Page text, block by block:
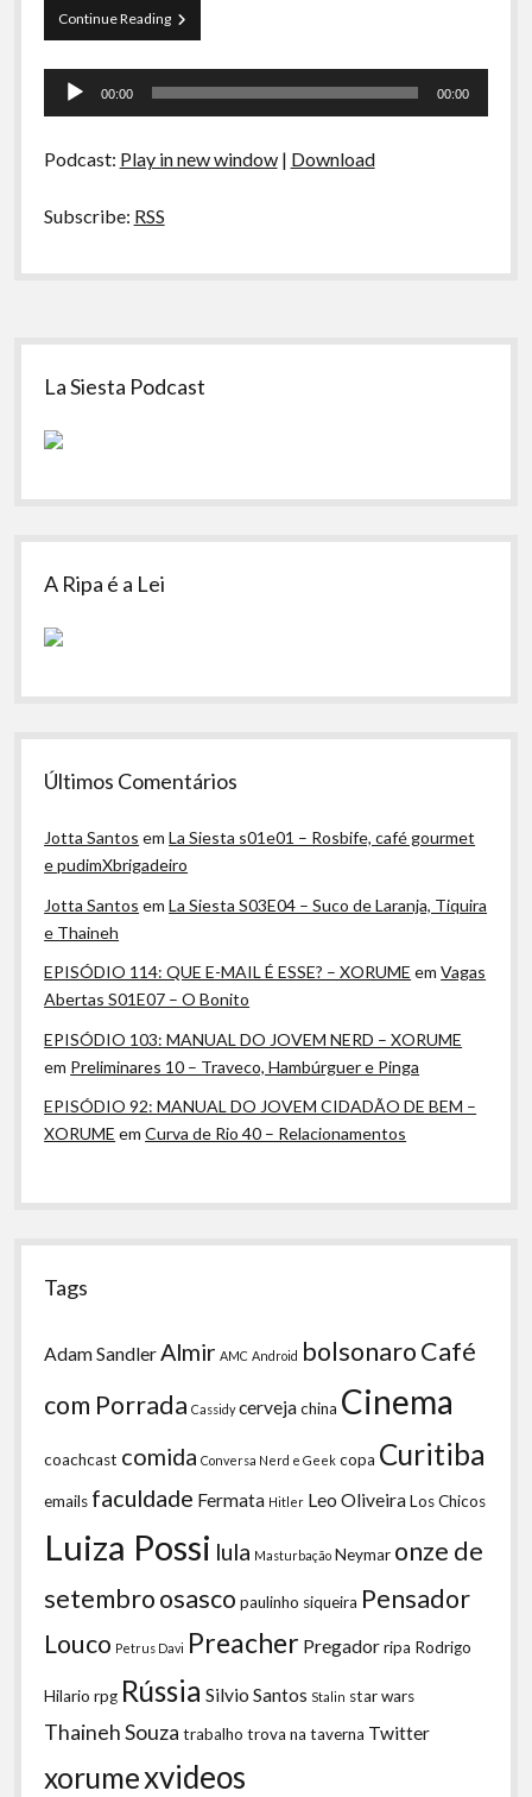
Continue ReadingCurva
de
–
vê
Tocador
00:00 00:00
Podcast: Play in new window| Download
Subscribe: RSS
Sidebar
La Siesta Podcast
A Ripa é a Lei
Últimos Comentários
Jotta Santos emLa Siesta s01e01 – Rosbife, café gourmet
e pudimXbrigadeiro
Jotta Santos emLa Siesta S03E04 – Suco de Laranja, Tiquira
e Thaineh
EPISÓDIO 114: QUE E-MAIL É ESSE? – XORUME emVagas
Abertas S01E07 – O Bonito
EPISÓDIO 103: MANUAL DO JOVEM NERD – XORUME
em Preliminares 10 – Traveco, Hambúrguer e Pinga
EPISÓDIO 92: MANUAL DO JOVEM CIDADÃO DE BEM –
XORUME emCurva de Rio 40 – Relacionamentos
Tags
Adam Sandler Almir AMC Android bolsonaroCafé
com Porrada Cassidy cervejachina Cinema
coachcast comida Conversa Nerd e Geek copa Curitiba
emails faculdade Fermata Hitler Leo OliveiraLos Chicos
Luiza Possi lula Masturbação Neymar onze de
setembroosasco paulinho siqueira Pensador
Louco Petrus Davi Preacher Pregadorripa Rodrigo
Hilario rpg Rússia Silvio Santos Stalin star wars
Thaineh Souza trabalho trova na taverna Twitter
xorumexvideos